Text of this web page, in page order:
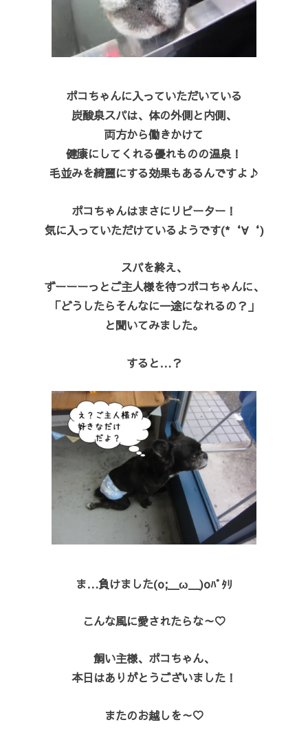
ポコちゃんに入っていただいている
炭酸泉スパは、体の外側と内側、
両方から働きかけて
健康にしてくれる優れものの温泉！
毛並みを綺麗にする効果もあるんですよ♪
ポコちゃんはまさにリピーター！
気に入っていただけているようです(*‘∀‘)
スパを終え、
ずーーーっとご主人様を待つポコちゃんに、
「どうしたらそんなに一途になれるの？」
と聞いてみました。
すると…？
ま…負けました(o;＿ω＿)oﾊﾟﾀﾘ
こんな風に愛されたらな～♡
飼い主様、ポコちゃん、
本日はありがとうございました！
またのお越しを～♡